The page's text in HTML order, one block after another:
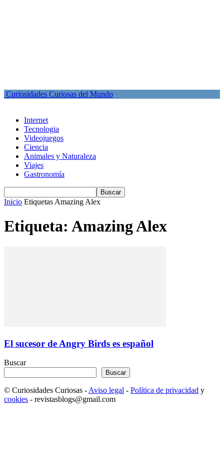
Curiosidades Curiosas del Mundo
Internet
Tecnologia
Videojuegos
Ciencia
Animales y Naturaleza
Viajes
Gastronomía
Inicio Etiquetas Amazing Alex
Etiqueta: Amazing Alex
El sucesor de Angry Birds es español
Buscar
Buscar
© Curiosidades Curiosas - Aviso legal - Política de privacidad y
cookies - revistasblogs@gmail.com